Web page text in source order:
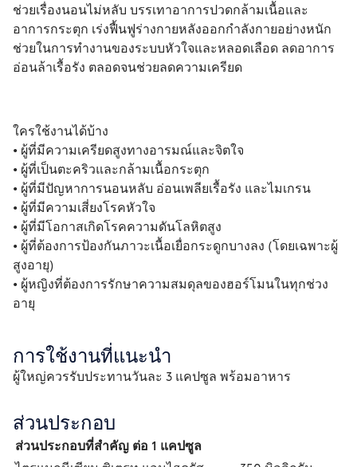
ช่วยเรื่องนอนไม่หลับ บรรเทาอาการปวดกล้ามเนื้อและ
อาการกระตุก เร่งฟื้นฟูร่างกายหลังออกกำลังกายอย่างหนัก
ช่วยในการทำงานของระบบหัวใจและหลอดเลือด ลดอาการ
อ่อนล้าเรื้อรัง ตลอดจนช่วยลดความเครียด
ใครใช้งานได้บ้าง
• ผู้ที่มีความเครียดสูงทางอารมณ์และจิตใจ
• ผู้ที่เป็นตะคริวและกล้ามเนื้อกระตุก
• ผู้ที่มีปัญหาการนอนหลับ อ่อนเพลียเรื้อรัง และไมเกรน
• ผู้ที่มีความเสี่ยงโรคหัวใจ
• ผู้ที่มีโอกาสเกิดโรคความดันโลหิตสูง
• ผู้ที่ต้องการป้องกันภาวะเนื้อเยื่อกระดูกบางลง (โดยเฉพาะผู้
สูงอายุ)
• ผู้หญิงที่ต้องการรักษาความสมดุลของฮอร์โมนในทุกช่วง
อายุ
การใช้งานที่แนะนำ
ผู้ใหญ่ควรรับประทานวันละ 3 แคปซูล พร้อมอาหาร
ส่วนประกอบ
ส่วนประกอบที่สำคัญ ต่อ 1 แคปซูล